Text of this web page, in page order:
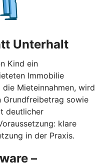
Unterhalt
Kind ein
Immobilie
Mieteinnahmen, wird
Grundfreibetrag sowie
deutlicher
klare
in der Praxis.
–